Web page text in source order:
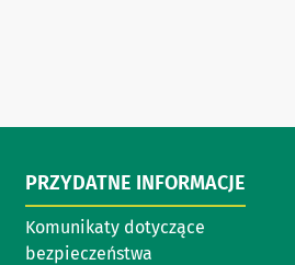
PRZYDATNE INFORMACJE
Komunikaty dotyczące
bezpieczeństwa